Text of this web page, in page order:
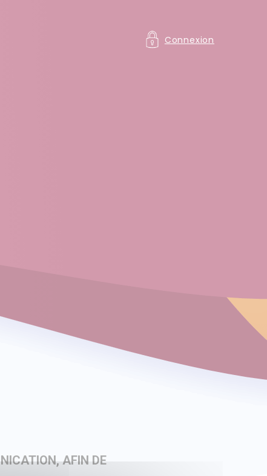
Connexion
AFIN DE